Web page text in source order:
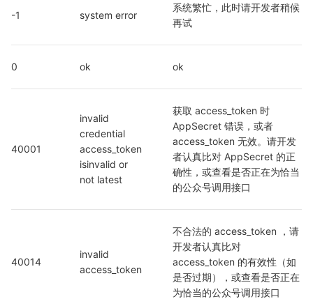
-1 system error
系统繁忙，此时请开发者稍候
再试
0 ok ok
40001
invalid
credential
access_token
isinvalid or
not latest
获取 access_token 时
AppSecret 错误，或者
access_token 无效。请开发
者认真比对 AppSecret 的正
确性，或查看是否正在为恰当
的公众号调用接口
40014
invalid
access_token
不合法的 access_token ，请
开发者认真比对
access_token 的有效性（如
是否过期），或查看是否正在
为恰当的公众号调用接口